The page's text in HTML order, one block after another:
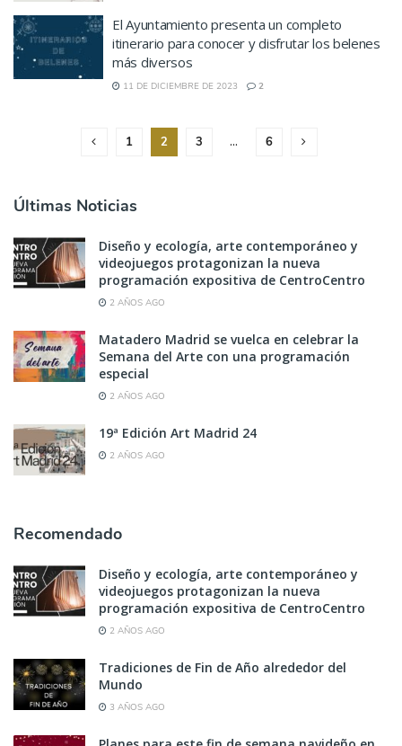
El Ayuntamiento presenta un completo
itinerario para conocer y disfrutar los belenes
más diversos
11 DE DICIEMBRE DE 2023 2
1 2 3 … 6
Últimas Noticias
Diseño y ecología, arte contemporáneo y
videojuegos protagonizan la nueva
programación expositiva de CentroCentro
2 AÑOS AGO
Matadero Madrid se vuelca en celebrar la
Semana del Arte con una programación
especial
2 AÑOS AGO
19ª Edición Art Madrid 24
2 AÑOS AGO
Recomendado
Diseño y ecología, arte contemporáneo y
videojuegos protagonizan la nueva
programación expositiva de CentroCentro
2 AÑOS AGO
Tradiciones de Fin de Año alrededor del
Mundo
3 AÑOS AGO